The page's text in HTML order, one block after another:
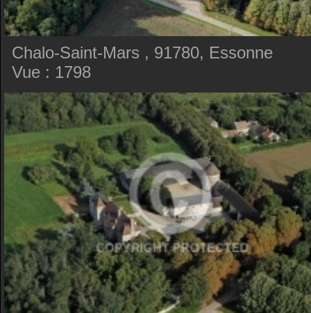
Chalo-Saint-Mars , 91780, Essonne
Vue : 1798